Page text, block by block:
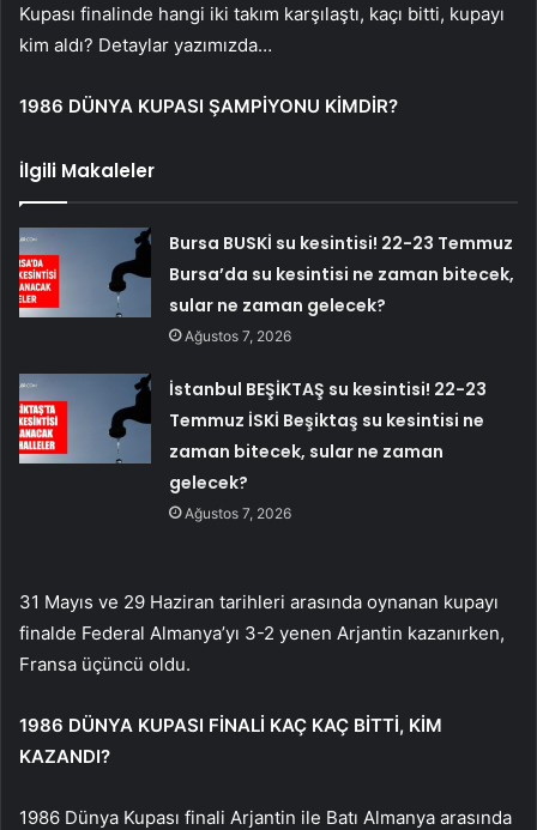
Kupası finalinde hangi iki takım karşılaştı, kaçı bitti, kupayı
kim aldı? Detaylar yazımızda…
1986 DÜNYA KUPASI ŞAMPİYONU KİMDİR?
İlgili Makaleler
Bursa BUSKİ su kesintisi! 22-23 Temmuz
Bursa’da su kesintisi ne zaman bitecek,
sular ne zaman gelecek?
Ağustos 7, 2026
İstanbul BEŞİKTAŞ su kesintisi! 22-23
Temmuz İSKİ Beşiktaş su kesintisi ne
zaman bitecek, sular ne zaman
gelecek?
Ağustos 7, 2026
31 Mayıs ve 29 Haziran tarihleri ​​arasında oynanan kupayı
finalde Federal Almanya’yı 3-2 yenen Arjantin kazanırken,
Fransa üçüncü oldu.
1986 DÜNYA KUPASI FİNALİ KAÇ KAÇ BİTTİ, KİM
KAZANDI?
1986 Dünya Kupası finali Arjantin ile Batı Almanya arasında